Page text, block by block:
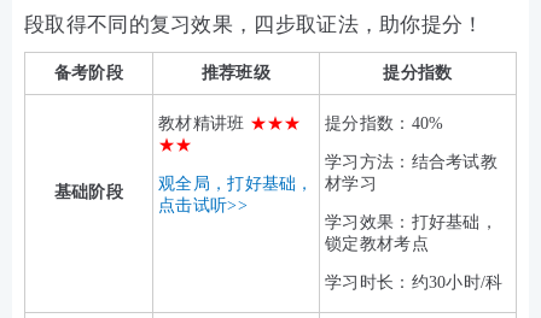
段取得不同的复习效果，四步取证法，助你提分！
备考阶段 推荐班级 提分指数
基础阶段
教材精讲班 ★★★
★★
观全局，打好基础，
点击试听>>
提分指数：40%
学习方法：结合考试教
材学习
学习效果：打好基础，
锁定教材考点
学习时长：约30小时/科